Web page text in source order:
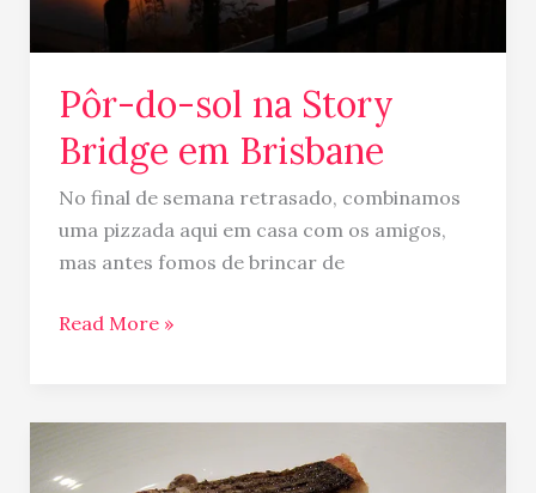
Pôr-do-sol na Story
Bridge em Brisbane
No final de semana retrasado, combinamos
uma pizzada aqui em casa com os amigos,
mas antes fomos de brincar de
Read More »
Oz…